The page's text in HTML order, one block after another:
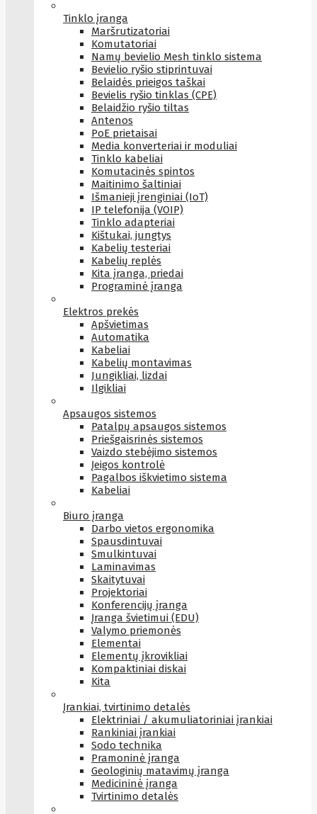
Tinklo įranga
Maršrutizatoriai
Komutatoriai
Namų bevielio Mesh tinklo sistema
Bevielio ryšio stiprintuvai
Belaidės prieigos taškai
Bevielis ryšio tinklas (CPE)
Belaidžio ryšio tiltas
Antenos
PoE prietaisai
Media konverteriai ir moduliai
Tinklo kabeliai
Komutacinės spintos
Maitinimo šaltiniai
Išmanieji įrenginiai (IoT)
IP telefonija (VOIP)
Tinklo adapteriai
Kištukai, jungtys
Kabelių testeriai
Kabelių replės
Kita įranga, priedai
Programinė įranga
Elektros prekės
Apšvietimas
Automatika
Kabeliai
Kabelių montavimas
Jungikliai, lizdai
Ilgikliai
Apsaugos sistemos
Patalpų apsaugos sistemos
Priešgaisrinės sistemos
Vaizdo stebėjimo sistemos
Įeigos kontrolė
Pagalbos iškvietimo sistema
Kabeliai
Biuro įranga
Darbo vietos ergonomika
Spausdintuvai
Smulkintuvai
Laminavimas
Skaitytuvai
Projektoriai
Konferencijų įranga
Įranga švietimui (EDU)
Valymo priemonės
Elementai
Elementų įkrovikliai
Kompaktiniai diskai
Kita
Įrankiai, tvirtinimo detalės
Elektriniai / akumuliatoriniai įrankiai
Rankiniai įrankiai
Sodo technika
Pramoninė įranga
Geologinių matavimų įranga
Medicininė įranga
Tvirtinimo detalės